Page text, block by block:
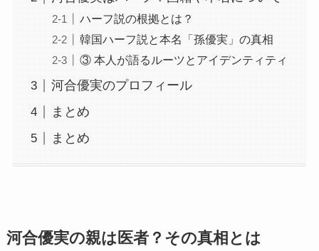
ハーフ説の根拠とは？
韓国ハーフ説と本名「孫優実」の真相
③ 本人が語るルーツとアイデンティティ
河合優実のプロフィール
まとめ
まとめ
河合優実の親は医者？その真相とは